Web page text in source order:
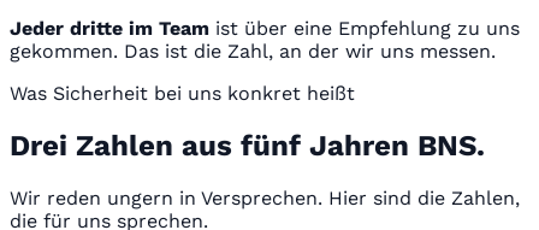
Jeder dritte im Team ist über eine Empfehlung zu uns
gekommen. Das ist die Zahl, an der wir uns messen.
Was Sicherheit bei uns konkret heißt
Drei Zahlen aus fünf Jahren BNS.
Wir reden ungern in Versprechen. Hier sind die Zahlen,
die für uns sprechen.